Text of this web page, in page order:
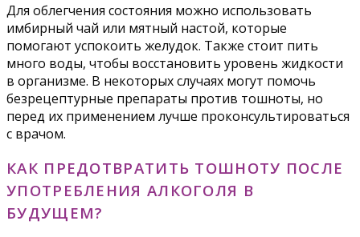
Для облегчения состояния можно использовать
имбирный чай или мятный настой, которые
помогают успокоить желудок. Также стоит пить
много воды, чтобы восстановить уровень жидкости
в организме. В некоторых случаях могут помочь
безрецептурные препараты против тошноты, но
перед их применением лучше проконсультироваться
с врачом.
КАК ПРЕДОТВРАТИТЬ ТОШНОТУ ПОСЛЕ
УПОТРЕБЛЕНИЯ АЛКОГОЛЯ В
БУДУЩЕМ?